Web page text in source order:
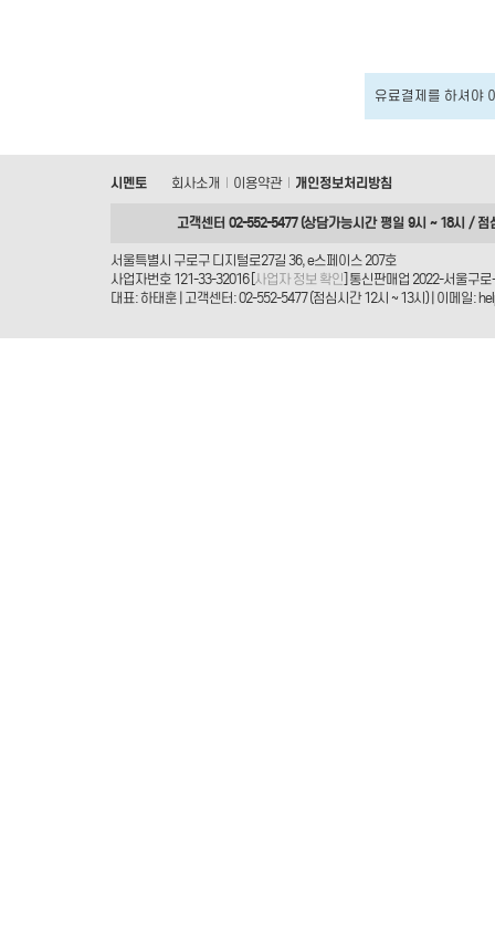
유료결제를 하셔야
시멘토 회사소개 이용약관 개인정보처리방침
고객센터 02-552-5477 (상담가능시간 평일 9시 ~ 18시 / 점
서울특별시 구로구 디지털로27길 36, e스페이스 207호
사업자번호 121-33-32016 [ 사업자 정보 확인 ] 통신판매업 2022-서울구
대표: 하태훈 | 고객센터: 02-552-5477 (점심시간 12시 ~ 13시) | 이메일: